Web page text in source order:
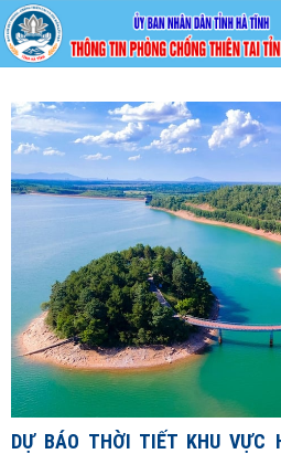
Thứ Bảy, 8/8/2026
DỰ BÁO THỜI TIẾT KHU